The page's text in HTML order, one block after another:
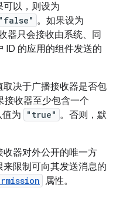
以，则设为
"false" 。如果设为
器只会接收由系统、同
ID 的应用的组件发送的
决于广播接收器是否包
收器至少包含一个
为
"true" 。否则，默
器对外公开的唯一方
限制可向其发送消息的
属性。